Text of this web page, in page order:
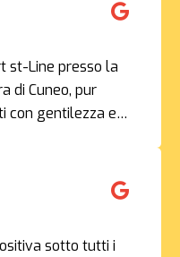
st-Line presso la
di Cuneo, pur
con gentilezza e…
sotto tutti i